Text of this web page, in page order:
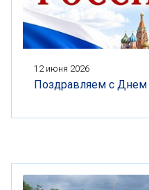
12 июня 2026
Поздравляем с Днем